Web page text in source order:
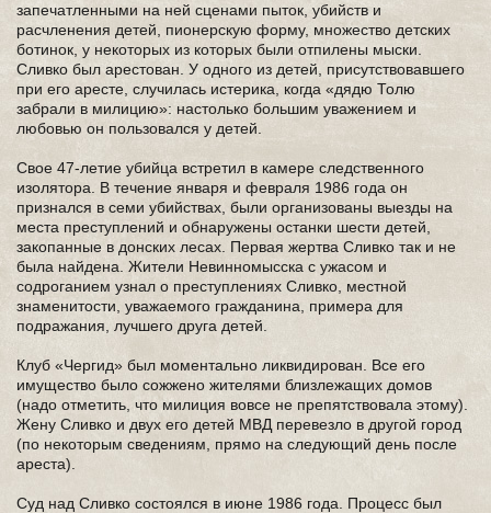
запечатленными на ней сценами пыток, убийств и
расчленения детей, пионерскую форму, множество детских
ботинок, у некоторых из которых были отпилены мыски.
Сливко был арестован. У одного из детей, присутствовавшего
при его аресте, случилась истерика, когда «дядю Толю
забрали в милицию»: настолько большим уважением и
любовью он пользовался у детей.
Свое 47-летие убийца встретил в камере следственного
изолятора. В течение января и февраля 1986 года он
признался в семи убийствах, были организованы выезды на
места преступлений и обнаружены останки шести детей,
закопанные в донских лесах. Первая жертва Сливко так и не
была найдена. Жители Невинномысска с ужасом и
содроганием узнал о преступлениях Сливко, местной
знаменитости, уважаемого гражданина, примера для
подражания, лучшего друга детей.
Клуб «Чергид» был моментально ликвидирован. Все его
имущество было сожжено жителями близлежащих домов
(надо отметить, что милиция вовсе не препятствовала этому).
Жену Сливко и двух его детей МВД перевезло в другой город
(по некоторым сведениям, прямо на следующий день после
ареста).
Суд над Сливко состоялся в июне 1986 года. Процесс был